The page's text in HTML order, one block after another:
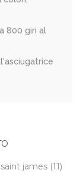
800 giri al
saint james (11)